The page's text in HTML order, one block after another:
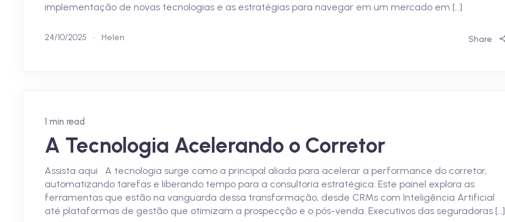
implementação de novas tecnologias e as estratégias para navegar em um mercado em […]
Share
24/10/2025 Helen
1 min read
A Tecnologia Acelerando o Corretor
Assista aqui A tecnologia surge como a principal aliada para acelerar a performance do corretor,
automatizando tarefas e liberando tempo para a consultoria estratégica. Este painel explora as
ferramentas que estão na vanguarda dessa transformação, desde CRMs com Inteligência Artificial
até plataformas de gestão que otimizam a prospecção e o pós-venda. Executivos das seguradoras […]